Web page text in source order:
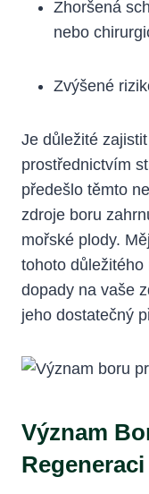
Zhoršená
nebo
Zvýšené
Je důležité
prostřednictvím
předešlo těmto
zdroje boru
mořské plody.
tohoto
dopady na vaše
jeho dostatečný
Význam